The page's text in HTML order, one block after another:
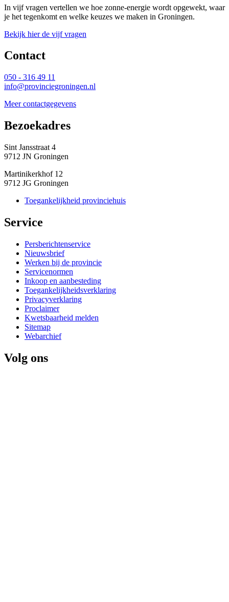
In vijf vragen vertellen we hoe zonne-energie wordt opgewekt, waar
je het tegenkomt en welke keuzes we maken in Groningen.
Bekijk hier de vijf vragen
Contact
050 - 316 49 11
info@provinciegroningen.nl
Meer contactgegevens
Bezoekadres
Sint Jansstraat 4
9712 JN Groningen
Martinikerkhof 12
9712 JG Groningen
Toegankelijkheid provinciehuis
Service
Persberichtenservice
Nieuwsbrief
Werken bij de provincie
Servicenormen
Inkoop en aanbesteding
Toegankelijkheidsverklaring
Privacyverklaring
Proclaimer
Kwetsbaarheid melden
Sitemap
Webarchief
Volg ons